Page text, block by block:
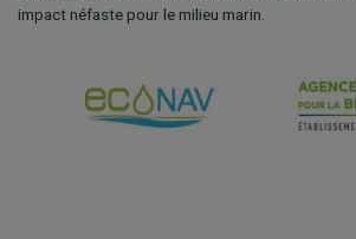
impact néfaste pour le milieu marin.